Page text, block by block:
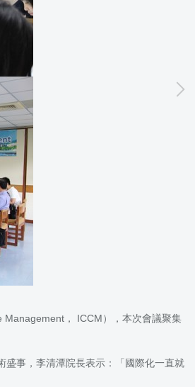
， ICCM），本次會議聚集
事，李清潭院長表示：「國際化一直就